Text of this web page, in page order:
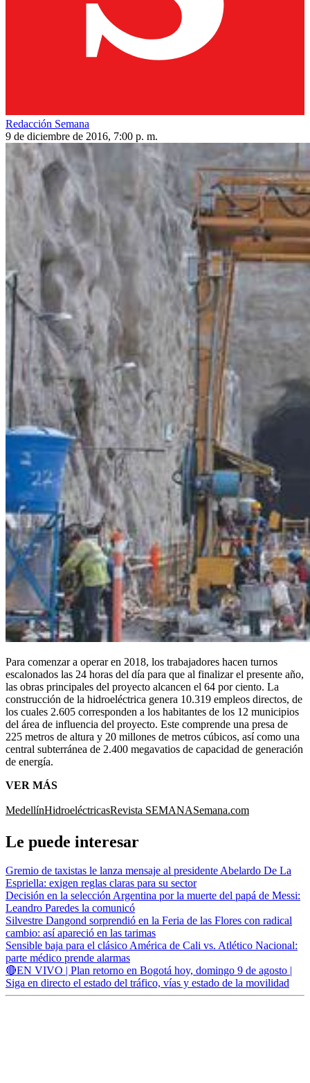
Redacción Semana
9 de diciembre de 2016, 7:00 p. m.
Para comenzar a operar en 2018, los trabajadores hacen turnos
escalonados las 24 horas del día para que al finalizar el presente año,
las obras principales del proyecto alcancen el 64 por ciento. La
construcción de la hidroeléctrica genera 10.319 empleos directos, de
los cuales 2.605 corresponden a los habitantes de los 12 municipios
del área de influencia del proyecto. Este comprende una presa de
225 metros de altura y 20 millones de metros cúbicos, así como una
central subterránea de 2.400 megavatios de capacidad de generación
de energía.
VER MÁS
MedellínHidroeléctricasRevista SEMANASemana.com
Le puede interesar
Gremio de taxistas le lanza mensaje al presidente Abelardo De La
Espriella: exigen reglas claras para su sector
Decisión en la selección Argentina por la muerte del papá de Messi:
Leandro Paredes la comunicó
Silvestre Dangond sorprendió en la Feria de las Flores con radical
cambio: así apareció en las tarimas
Sensible baja para el clásico América de Cali vs. Atlético Nacional:
parte médico prende alarmas
🔴EN VIVO | Plan retorno en Bogotá hoy, domingo 9 de agosto |
Siga en directo el estado del tráfico, vías y estado de la movilidad